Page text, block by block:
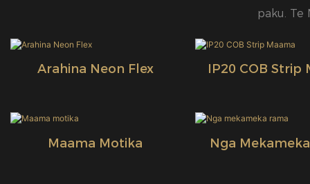
paku. Te
Arahina Neon Flex IP20 COB Strip
Maama Motika Nga